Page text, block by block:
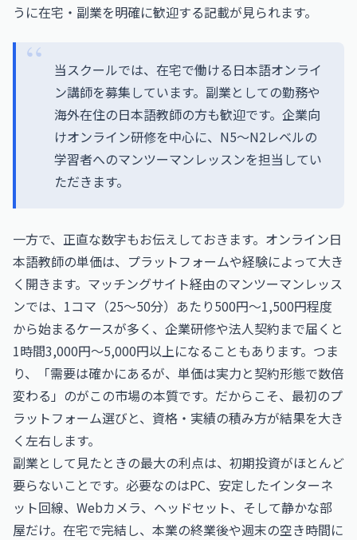
うに在宅・副業を明確に歓迎する記載が見られます。
当スクールでは、在宅で働ける日本語オンライ
ン講師を募集しています。副業としての勤務や
海外在住の日本語教師の方も歓迎です。企業向
けオンライン研修を中心に、N5〜N2レベルの
学習者へのマンツーマンレッスンを担当してい
ただきます。
一方で、正直な数字もお伝えしておきます。オンライン日
本語教師の単価は、プラットフォームや経験によって大き
く開きます。マッチングサイト経由のマンツーマンレッス
ンでは、1コマ（25〜50分）あたり500円〜1,500円程度
から始まるケースが多く、企業研修や法人契約まで届くと
1時間3,000円〜5,000円以上になることもあります。つま
り、「需要は確かにあるが、単価は実力と契約形態で数倍
変わる」のがこの市場の本質です。だからこそ、最初のプ
ラットフォーム選びと、資格・実績の積み方が結果を大き
く左右します。
副業として見たときの最大の利点は、初期投資がほとんど
要らないことです。必要なのはPC、安定したインターネ
ット回線、Webカメラ、ヘッドセット、そして静かな部
屋だけ。在宅で完結し、本業の終業後や週末の空き時間に